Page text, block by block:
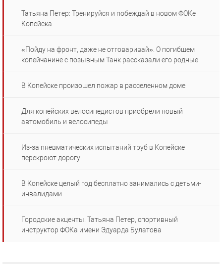
Татьяна Петер: Тренируйся и побеждай в новом ФОКе
Копейска
«Пойду на фронт, даже не отговаривай». О погибшем
копейчанине с позывным Танк рассказали его родные
В Копейске произошел пожар в расселенном доме
Для копейских велосипедистов приобрели новый
автомобиль и велосипеды
Из-за пневматических испытаний труб в Копейске
перекроют дорогу
В Копейске целый год бесплатно занимались с детьми-
инвалидами
Городские акценты. Татьяна Петер, спортивный
инструктор ФОКа имени Эдуарда Булатова